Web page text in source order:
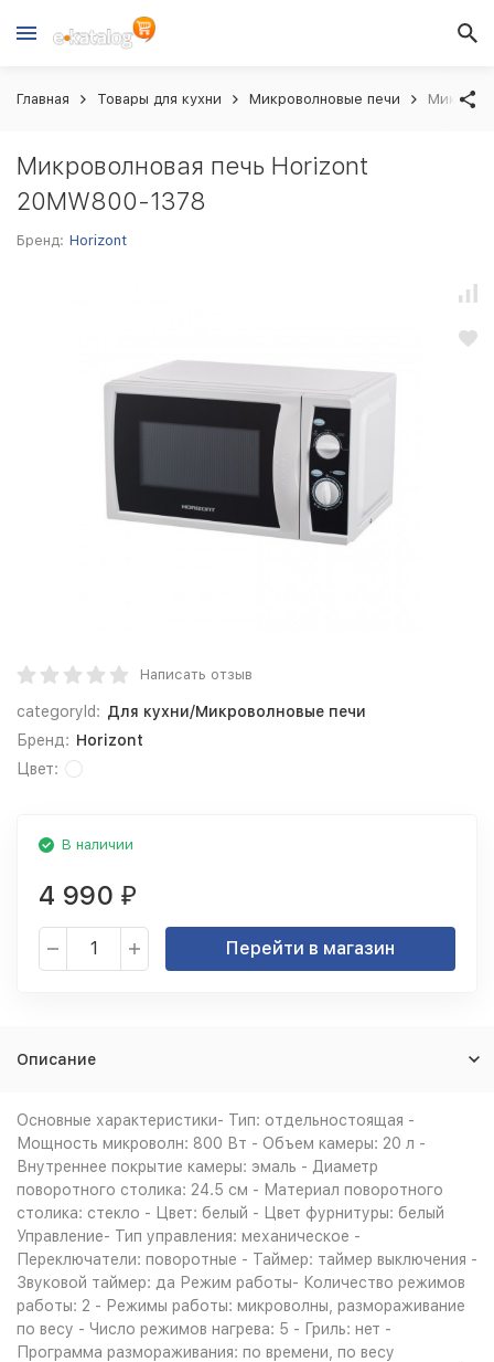
Главная Товары для кухни Микроволновые печи
Микроволновая печь Horizont
20MW800-1378
Бренд: Horizont
Написать отзыв
categoryId: Для кухни/Микроволновые печи
Бренд: Horizont
Цвет:
В наличии
4 990 ₽
Перейти в магазин
Описание
Основные характеристики- Тип: отдельностоящая -
Мощность микроволн: 800 Вт - Объем камеры: 20 л -
Внутреннее покрытие камеры: эмаль - Диаметр
поворотного столика: 24.5 см - Материал поворотного
столика: стекло - Цвет: белый - Цвет фурнитуры: белый
Управление- Тип управления: механическое -
Переключатели: поворотные - Таймер: таймер выключения -
Звуковой таймер: да Режим работы- Количество режимов
работы: 2 - Режимы работы: микроволны, размораживание
по весу - Число режимов нагрева: 5 - Гриль: нет -
Программа размораживания: по времени, по весу